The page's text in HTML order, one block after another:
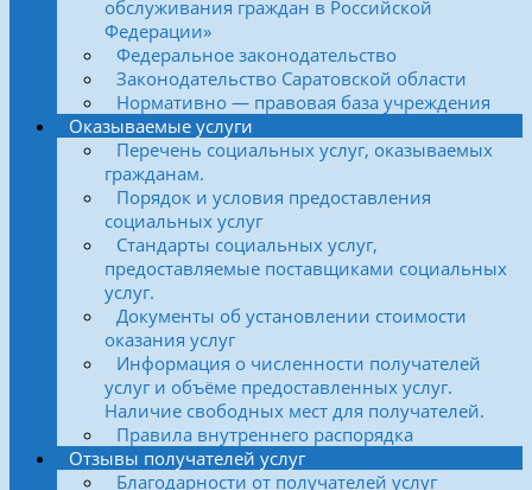
обслуживания граждан в Российской
Федерации»
Федеральное законодательство
Законодательство Саратовской области
Нормативно — правовая база учреждения
Оказываемые услуги
Перечень социальных услуг, оказываемых
гражданам.
Порядок и условия предоставления
социальных услуг
Стандарты социальных услуг,
предоставляемые поставщиками социальных
услуг.
Документы об установлении стоимости
оказания услуг
Информация о численности получателей
услуг и объёме предоставленных услуг.
Наличие свободных мест для получателей.
Правила внутреннего распорядка
Отзывы получателей услуг
Благодарности от получателей услуг